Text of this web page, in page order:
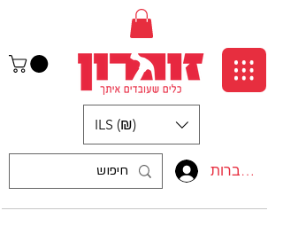
התחברות
ILS (₪)